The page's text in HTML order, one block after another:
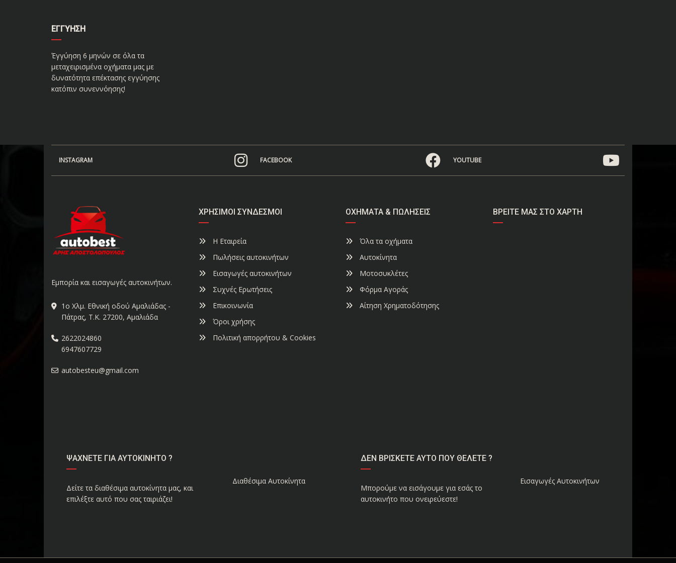
ΕΓΓΎΗΣΗ
Έγγύηση 6 μηνών σε όλα τα
μεταχειρισμένα οχήματα μας με
δυνατότητα επέκτασης εγγύησης
κατόπιν συνεννόησης!
INSTAGRAM FACEBOOK YOUTUBE
Εμπορία και εισαγωγές αυτοκινήτων.
1ο Χλμ. Εθνική οδού Αμαλιάδας -
Πάτρας, Τ.Κ. 27200, Αμαλιάδα
2622024860
6947607729
autobesteu@gmail.com
ΧΡΉΣΙΜΟΙ ΣΎΝΔΕΣΜΟΙ
Η Εταιρεία
Πωλήσεις αυτοκινήτων
Εισαγωγές αυτοκινήτων
Συχνές Ερωτήσεις
Επικοινωνία
Όροι χρήσης
Πολιτική απορρήτου & Cookies
ΟΧΉΜΑΤΑ & ΠΩΛΉΣΕΙΣ
Όλα τα οχήματα
Αυτοκίνητα
Μοτοσυκλέτες
Φόρμα Αγοράς
Αίτηση Χρηματοδότησης
ΒΡΕΊΤΕ ΜΑΣ ΣΤΟ ΧΆΡΤΗ
ΨΑΧΝΕΤΕ ΓΙΑ ΑΥΤΟΚΙΝΗΤΟ ?
Δείτε τα διαθέσιμα αυτοκίνητα μας, και
επιλέξτε αυτό που σας ταιριάζει!
Διαθέσιμα Αυτοκίνητα
ΔΕΝ ΒΡΙΣΚΕΤΕ ΑΥΤΟ ΠΟΥ ΘΕΛΕΤΕ ?
Μπορούμε να εισάγουμε για εσάς το
αυτοκινήτο που ονειρεύεστε!
Εισαγωγές Αυτοκινήτων